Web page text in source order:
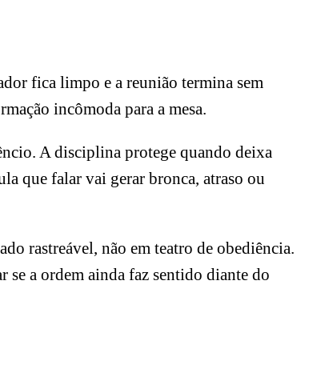
fica limpo e a reunião termina sem
incômoda para a mesa.
A disciplina protege quando deixa
que falar vai gerar bronca, atraso ou
rastreável, não em teatro de obediência.
se a ordem ainda faz sentido diante do